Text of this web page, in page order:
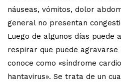
náuseas, vómitos, dolor
general no presentan
Luego de algunos días puede
respirar que puede agravarse
conoce como «síndrome
hantavirus». Se trata de un